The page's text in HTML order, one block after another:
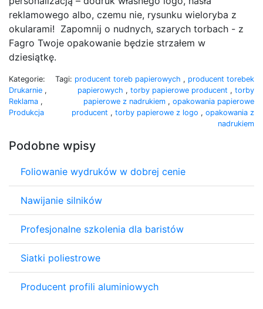
reklamowego albo, czemu nie, rysunku wieloryba z
okularami! Zapomnij o nudnych, szarych torbach - z
Fagro Twoje opakowanie będzie strzałem w
dziesiątkę.
Kategorie:
Drukarnie ,
Reklama ,
Produkcja
Tagi: producent toreb papierowych , producent torebek
papierowych , torby papierowe producent , torby
papierowe z nadrukiem , opakowania papierowe
producent , torby papierowe z logo , opakowania z
nadrukiem
Podobne wpisy
Foliowanie wydruków w dobrej cenie
Nawijanie silników
Profesjonalne szkolenia dla baristów
Siatki poliestrowe
Producent profili aluminiowych